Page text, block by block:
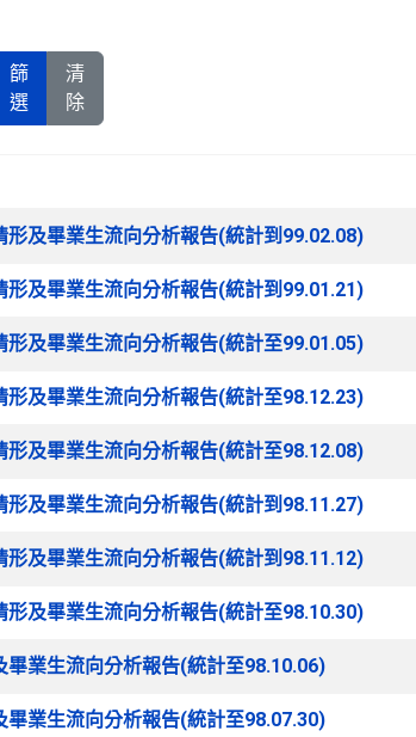
篩
選
清
除
及畢業生流向分析報告(統計到99.02.08)
及畢業生流向分析報告(統計到99.01.21)
及畢業生流向分析報告(統計至99.01.05)
及畢業生流向分析報告(統計至98.12.23)
及畢業生流向分析報告(統計至98.12.08)
及畢業生流向分析報告(統計到98.11.27)
及畢業生流向分析報告(統計到98.11.12)
及畢業生流向分析報告(統計至98.10.30)
業生流向分析報告(統計至98.10.06)
業生流向分析報告(統計至98.07.30)